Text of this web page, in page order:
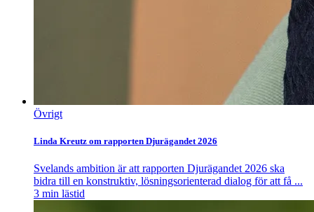
Övrigt
Linda Kreutz om rapporten Djurägandet 2026
Svelands ambition är att rapporten Djurägandet 2026 ska
bidra till en konstruktiv, lösningsorienterad dialog för att få ...
3 min lästid